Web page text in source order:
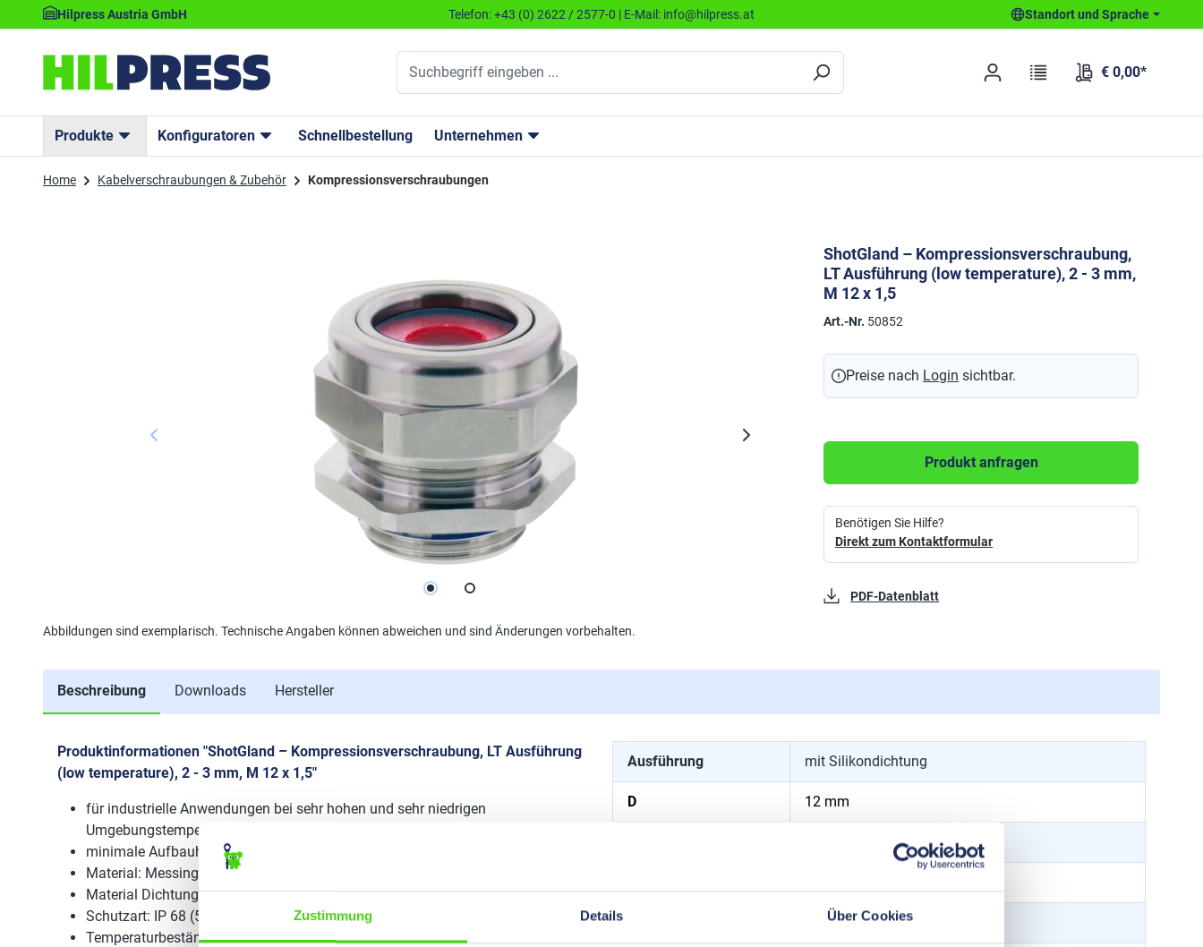
Zustimmung Details Über Cookies
Hilpress Austria GmbH Telefon:+43 (0) 2622 / 2577-0 | E-Mail: info@hilpress.at Standort und Sprache
€ 0,00*
Produkte Konfiguratoren Schnellbestellung Unternehmen
Home Kabelverschraubungen & Zubehör Kompressionsverschraubungen
Abbildungen sind exemplarisch. Technische Angaben können abweichen und sind Änderungen vorbehalten.
ShotGland – Kompressionsverschraubung,
LT Ausführung (low temperature), 2 - 3 mm,
M 12 x 1,5
Art.-Nr. 50852
Preise nach Login sichtbar.
Produkt anfragen
Benötigen Sie Hilfe?
Direkt zum Kontaktformular
PDF-Datenblatt
Beschreibung Downloads Hersteller
Produktinformationen "ShotGland – Kompressionsverschraubung, LT Ausführung
(low temperature), 2 - 3 mm, M 12 x 1,5"
für industrielle Anwendungen bei sehr hohen und sehr niedrigen
Umgebungstemperaturen geeignet
minimale Aufbauhöhe
Material: Messing vernickelt
Material Dichtung: Silikon
Schutzart: IP 68 (5 bar 30 min)
Temperaturbeständigkeit: -60 °C bis +180 °C
Ausführung mit Silikondichtung
D 12 mm
metrisch